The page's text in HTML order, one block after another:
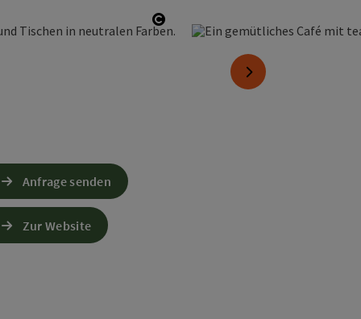
Copyright öffnen
nächstes Element
Anfrage senden
Zur Website